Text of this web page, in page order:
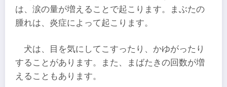
は、涙の量が増えることで起こります。まぶたの
腫れは、炎症によって起こります。
犬は、目を気にしてこすったり、かゆがったり
することがあります。また、まばたきの回数が増
えることもあります。